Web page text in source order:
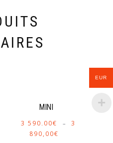
MINI
3 590,00€ –
3
890,00€
EUR